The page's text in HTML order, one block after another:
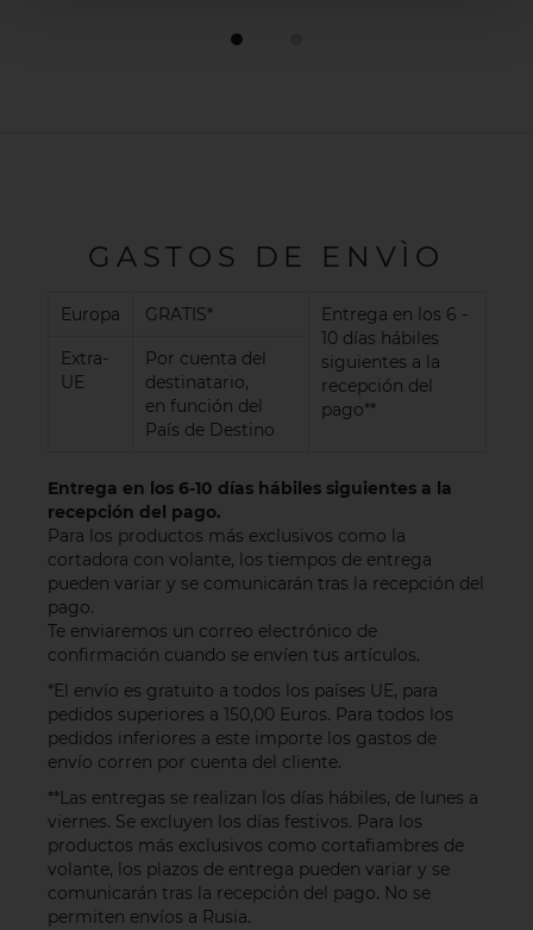
GASTOS DE ENVÌO
Europa GRATIS*
Entrega en los 6 -
10 días hábiles
siguientes a la
recepción del
pago**
Extra-
UE
Por cuenta del
destinatario,
en función del
País de Destino
Entrega en los 6-10 días hábiles siguientes a la
recepción del pago.
Para los productos más exclusivos como la
cortadora con volante, los tiempos de entrega
pueden variar y se comunicarán tras la recepción del
pago.
Te enviaremos un correo electrónico de
confirmación cuando se envíen tus artículos.
*El envío es gratuito a todos los países UE, para
pedidos superiores a 150,00 Euros. Para todos los
pedidos inferiores a este importe los gastos de
envío corren por cuenta del cliente.
**Las entregas se realizan los días hábiles, de lunes a
viernes. Se excluyen los días festivos. Para los
productos más exclusivos como cortafiambres de
volante, los plazos de entrega pueden variar y se
comunicarán tras la recepción del pago. No se
permiten envíos a Rusia.